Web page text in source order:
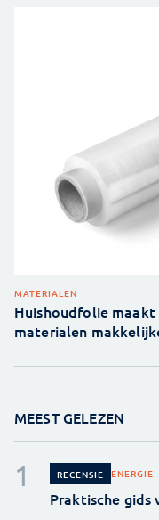
MATERIALEN
Huishoudfolie
materialen
MEEST GELEZEN
RECENSIE ENERGIE
Praktische